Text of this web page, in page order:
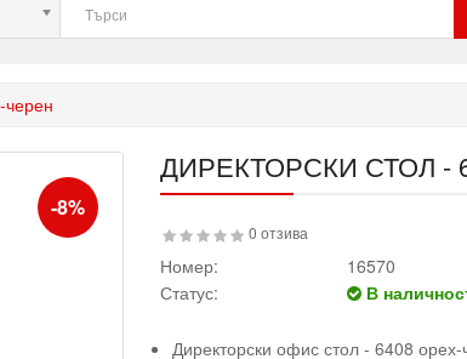
черен
-8%
ДИРЕКТОРСКИ СТОЛ -
0 отзива
Номер:
16570
Статус:
В
Директорски офис стол - 6408 орех-